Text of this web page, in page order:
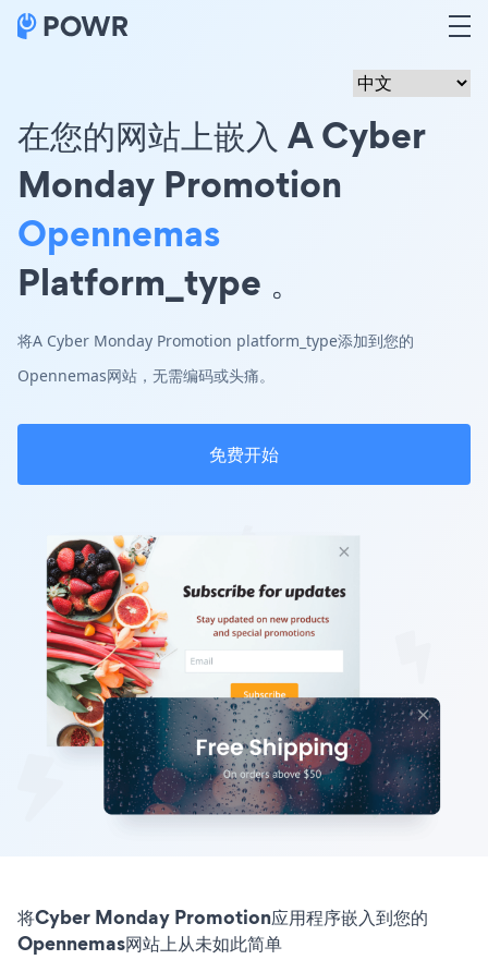
在您的网站上嵌入 A Cyber
Monday Promotion
Opennemas
Platform_type 。
将A Cyber Monday Promotion platform_type添加到您的
Opennemas网站，无需编码或头痛。
免费开始
将Cyber Monday Promotion应用程序嵌入到您的
Opennemas网站上从未如此简单